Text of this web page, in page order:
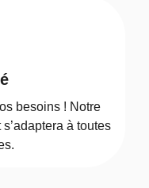
besoins ! Notre
à toutes